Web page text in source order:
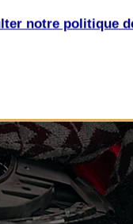
notre politique